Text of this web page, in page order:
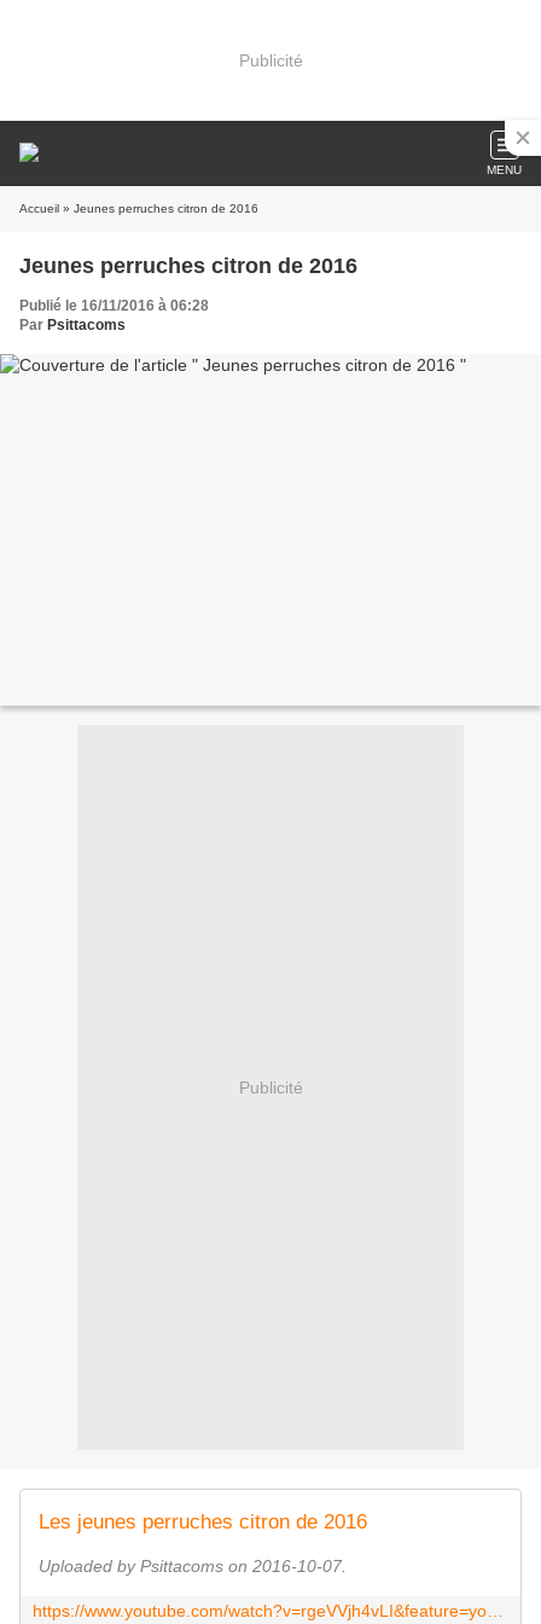
Publicité
MENU
Accueil » Jeunes perruches citron de 2016
Jeunes perruches citron de 2016
Publié le 16/11/2016 à 06:28
Par Psittacoms
Publicité
Les jeunes perruches citron de 2016
Uploaded by Psittacoms on 2016-10-07.